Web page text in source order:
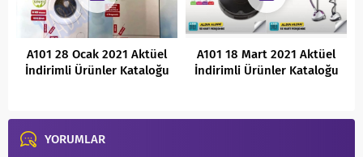
A101 28 Ocak 2021 Aktüel
İndirimli Ürünler Kataloğu
A101 18 Mart 2021 Aktüel
İndirimli Ürünler Kataloğu
YORUMLAR